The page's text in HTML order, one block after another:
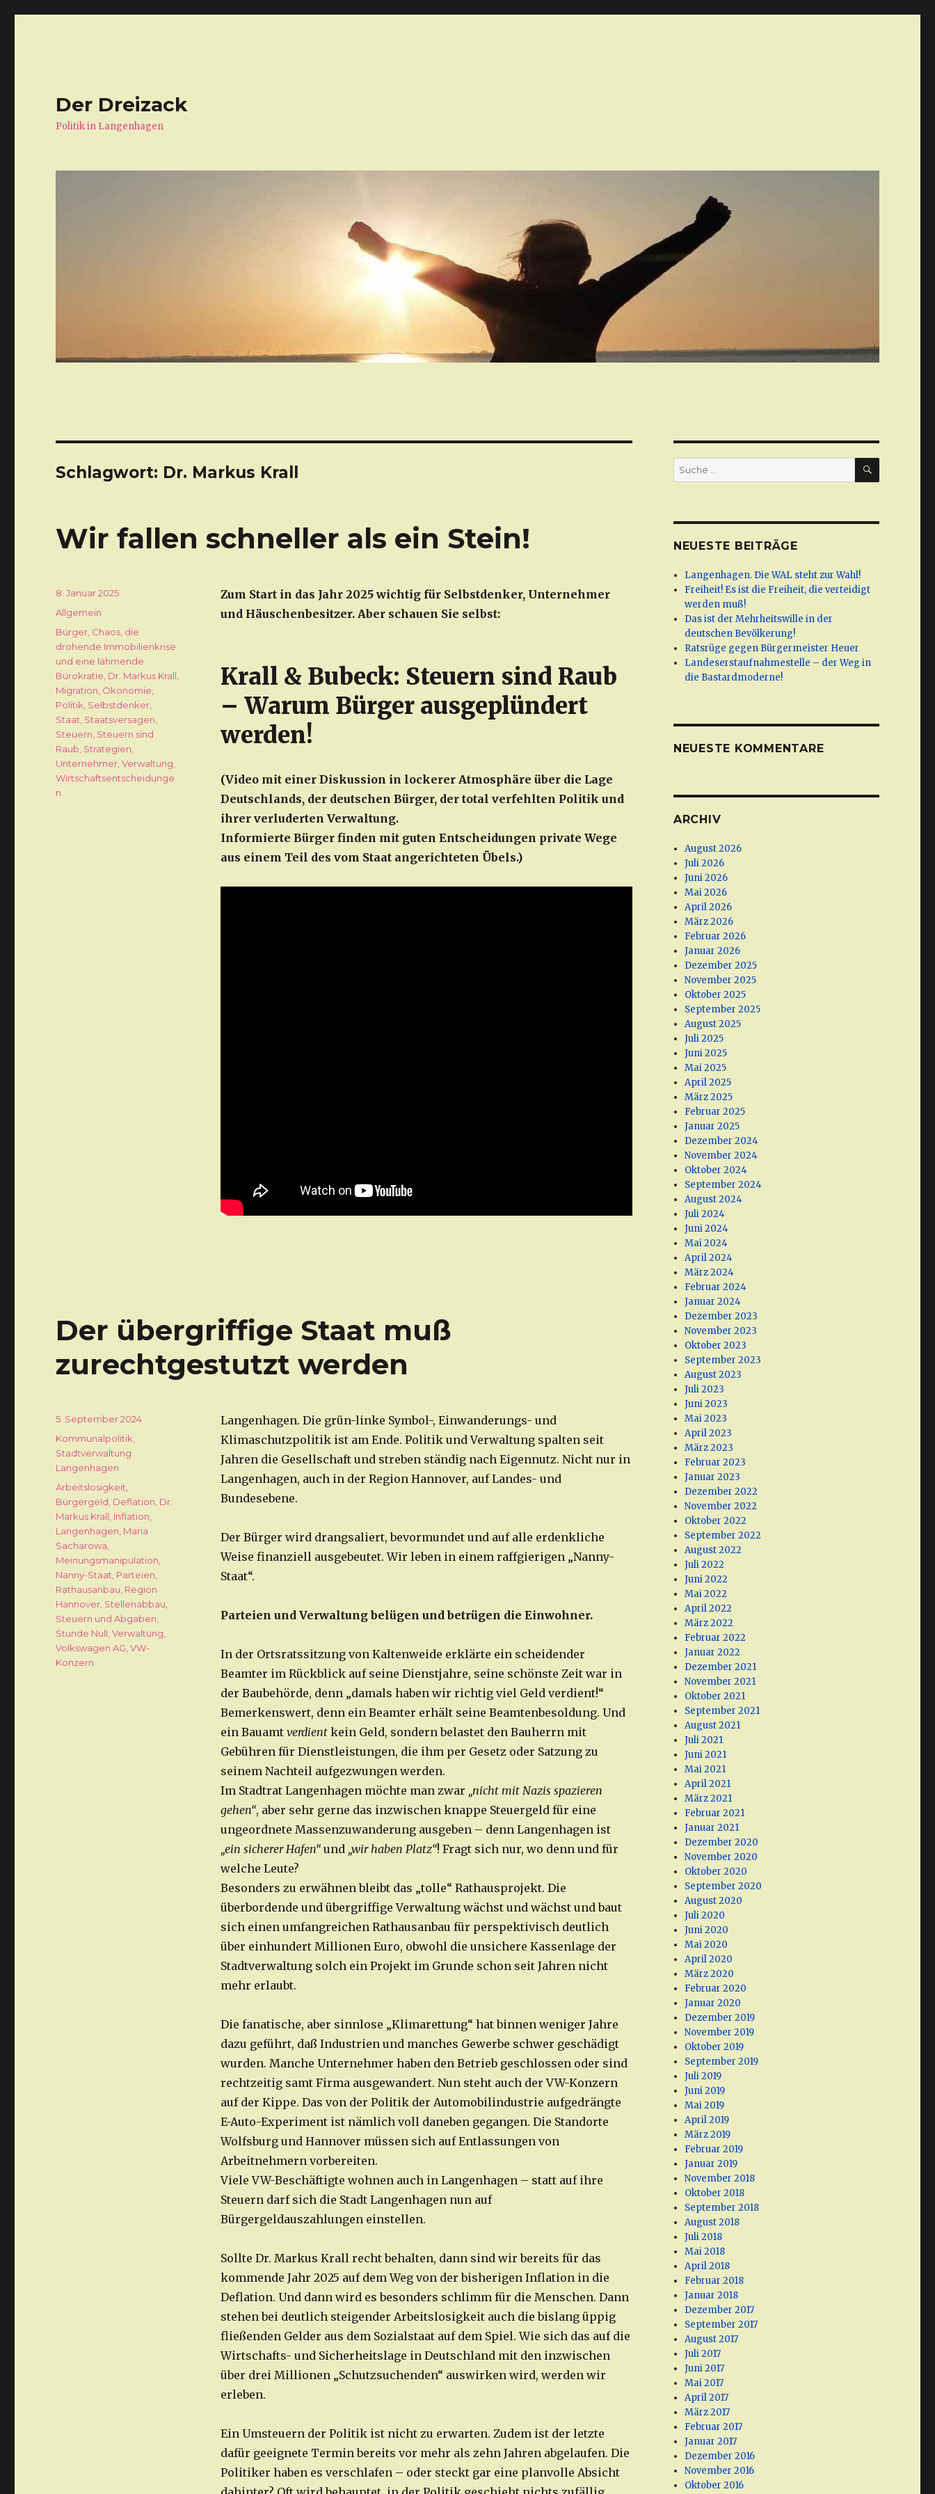
Der Dreizack
Politik in Langenhagen
Schlagwort: Dr. Markus Krall
Wir fallen schneller als ein Stein!
Zum Start in das Jahr 2025 wichtig für Selbstdenker, Unternehmer
und Häuschenbesitzer. Aber schauen Sie selbst:
Krall & Bubeck: Steuern sind Raub
– Warum Bürger ausgeplündert
werden!
(Video mit einer Diskussion in lockerer Atmosphäre über die Lage
Deutschlands, der deutschen Bürger, der total verfehlten Politik und
ihrer verluderten Verwaltung.
Informierte Bürger finden mit guten Entscheidungen private Wege
aus einem Teil des vom Staat angerichteten Übels.)
Veröffentlicht
am
8. Januar 2025
Kategorien
Allgemein
Schlagwörter
Bürger Chaos die
drohende Immobilienkrise
und eine lähmende
Bürokratie Dr. Markus Krall
Migration Ökonomie
Politik Selbstdenker
Staat Staatsversagen
Steuern Steuern sind
Raub Strategien
Unternehmer ,Verwaltung
Wirtschaftsentscheidunge
n
Der übergriffige Staat muß
zurechtgestutzt werden
Langenhagen. Die grün-linke Symbol-, Einwanderungs- und
Klimaschutzpolitik ist am Ende. Politik und Verwaltung spalten seit
Jahren die Gesellschaft und streben ständig nach Eigennutz. Nicht nur in
Langenhagen, auch in der Region Hannover, auf Landes- und
Bundesebene.
Der Bürger wird drangsaliert, bevormundet und auf alle erdenkliche
Weise finanziell ausgebeutet. Wir leben in einem raffgierigen „Nanny-
Staat“.
Parteien und Verwaltung belügen und betrügen die Einwohner.
In der Ortsratssitzung von Kaltenweide erklärte ein scheidender
Beamter im Rückblick auf seine Dienstjahre, seine schönste Zeit war in
der Baubehörde, denn „damals haben wir richtig viel Geld verdient!“
Bemerkenswert, denn ein Beamter erhält seine Beamtenbesoldung. Und
ein Bauamt verdientkein Geld, sondern belastet den Bauherrn mit
Gebühren für Dienstleistungen, die ihm per Gesetz oder Satzung zu
seinem Nachteil aufgezwungen werden.
Im Stadtrat Langenhagen möchte man zwar „nicht mit Nazis spazieren
gehen“, aber sehr gerne das inzwischen knappe Steuergeld für eine
ungeordnete Massenzuwanderung ausgeben – denn Langenhagen ist
„ein sicherer Hafen“und „wir haben Platz“! Fragt sich nur, wo denn und für
welche Leute?
Besonders zu erwähnen bleibt das „tolle“ Rathausprojekt. Die
überbordende und übergriffige Verwaltung wächst und wächst und baut
sich einen umfangreichen Rathausanbau für perspektivisch deutlich
über einhundert Millionen Euro, obwohl die unsichere Kassenlage der
Stadtverwaltung solch ein Projekt im Grunde schon seit Jahren nicht
mehr erlaubt.
Die fanatische, aber sinnlose „Klimarettung“ hat binnen weniger Jahre
dazu geführt, daß Industrien und manches Gewerbe schwer geschädigt
wurden. Manche Unternehmer haben den Betrieb geschlossen oder sind
rechtzeitig samt Firma ausgewandert. Nun steht auch der VW-Konzern
auf der Kippe. Das von der Politik der Automobilindustrie aufgedrängte
E-Auto-Experiment ist nämlich voll daneben gegangen. Die Standorte
Wolfsburg und Hannover müssen sich auf Entlassungen von
Arbeitnehmern vorbereiten.
Viele VW-Beschäftigte wohnen auch in Langenhagen – statt auf ihre
Steuern darf sich die Stadt Langenhagen nun auf
Bürgergeldauszahlungen einstellen.
Sollte Dr. Markus Krall recht behalten, dann sind wir bereits für das
kommende Jahr 2025 auf dem Weg von der bisherigen Inflation in die
Deflation. Und dann wird es besonders schlimm für die Menschen. Dann
stehen bei deutlich steigender Arbeitslosigkeit auch die bislang üppig
fließenden Gelder aus dem Sozialstaat auf dem Spiel. Wie sich das auf die
Wirtschafts- und Sicherheitslage in Deutschland mit den inzwischen
über drei Millionen „Schutzsuchenden“ auswirken wird, werden wir
erleben.
Ein Umsteuern der Politik ist nicht zu erwarten. Zudem ist der letzte
dafür geeignete Termin bereits vor mehr als zehn Jahren abgelaufen. Die
Politiker haben es verschlafen – oder steckt gar eine planvolle Absicht
Veröffentlicht
am
5. September 2024
Kategorien
Kommunalpolitik
Stadtverwaltung
Langenhagen
Schlagwörter
Arbeitslosigkeit
Bürgergeld Deflation Dr.
Markus Krall Inflation
Langenhagen Maria
Sacharowa
Meinungsmanipulation
Nanny-Staat Parteien
Rathausanbau Region
Hannover Stellenabbau
Steuern und Abgaben
Stunde Null ,Verwaltung
Volkswagen AG ,VW-
Konzern
Suche
nach:
SUCHE
NEUESTE BEITRÄGE
Langenhagen. Die WAL steht zur Wahl!
Freiheit! Es ist die Freiheit, die verteidigt
werden muß!
Das ist der Mehrheitswille in der
deutschen Bevölkerung!
Ratsrüge gegen Bürgermeister Heuer
Landeserstaufnahmestelle – der Weg in
die Bastardmoderne!
NEUESTE KOMMENTARE
ARCHIV
August 2026
Juli 2026
Juni 2026
Mai 2026
April 2026
März 2026
Februar 2026
Januar 2026
Dezember 2025
November 2025
Oktober 2025
September 2025
August 2025
Juli 2025
Juni 2025
Mai 2025
April 2025
März 2025
Februar 2025
Januar 2025
Dezember 2024
November 2024
Oktober 2024
September 2024
August 2024
Juli 2024
Juni 2024
Mai 2024
April 2024
März 2024
Februar 2024
Januar 2024
Dezember 2023
November 2023
Oktober 2023
September 2023
August 2023
Juli 2023
Juni 2023
Mai 2023
April 2023
März 2023
Februar 2023
Januar 2023
Dezember 2022
November 2022
Oktober 2022
September 2022
August 2022
Juli 2022
Juni 2022
Mai 2022
April 2022
März 2022
Februar 2022
Januar 2022
Dezember 2021
November 2021
Oktober 2021
September 2021
August 2021
Juli 2021
Juni 2021
Mai 2021
April 2021
März 2021
Februar 2021
Januar 2021
Dezember 2020
November 2020
Oktober 2020
September 2020
August 2020
Juli 2020
Juni 2020
Mai 2020
April 2020
März 2020
Februar 2020
Januar 2020
Dezember 2019
November 2019
Oktober 2019
September 2019
Juli 2019
Juni 2019
Mai 2019
April 2019
März 2019
Februar 2019
Januar 2019
November 2018
Oktober 2018
September 2018
August 2018
Juli 2018
Mai 2018
April 2018
Februar 2018
Januar 2018
Dezember 2017
September 2017
August 2017
Juli 2017
Juni 2017
Mai 2017
April 2017
März 2017
Februar 2017
Januar 2017
Dezember 2016
November 2016
Oktober 2016